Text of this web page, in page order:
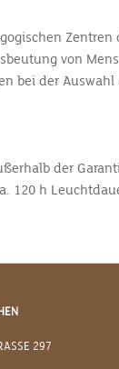
von
bei der
der
120 h
297